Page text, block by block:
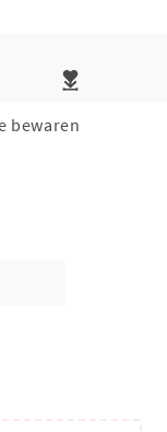
bewaren